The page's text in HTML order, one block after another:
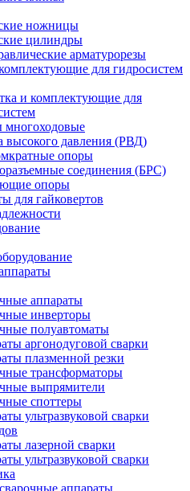
ножницы
цилиндры
арматурорезы
для гидросистем
и комплектующие для
многоходовые
высокого давления (РВД)
опоры
соединения (БРС)
опоры
для гайковертов
аппараты
инверторы
полуавтоматы
аргонодуговой сварки
плазменной резки
трансформаторы
выпрямители
споттеры
ультразвуковой сварки
лазерной сварки
ультразвуковой сварки
аппараты